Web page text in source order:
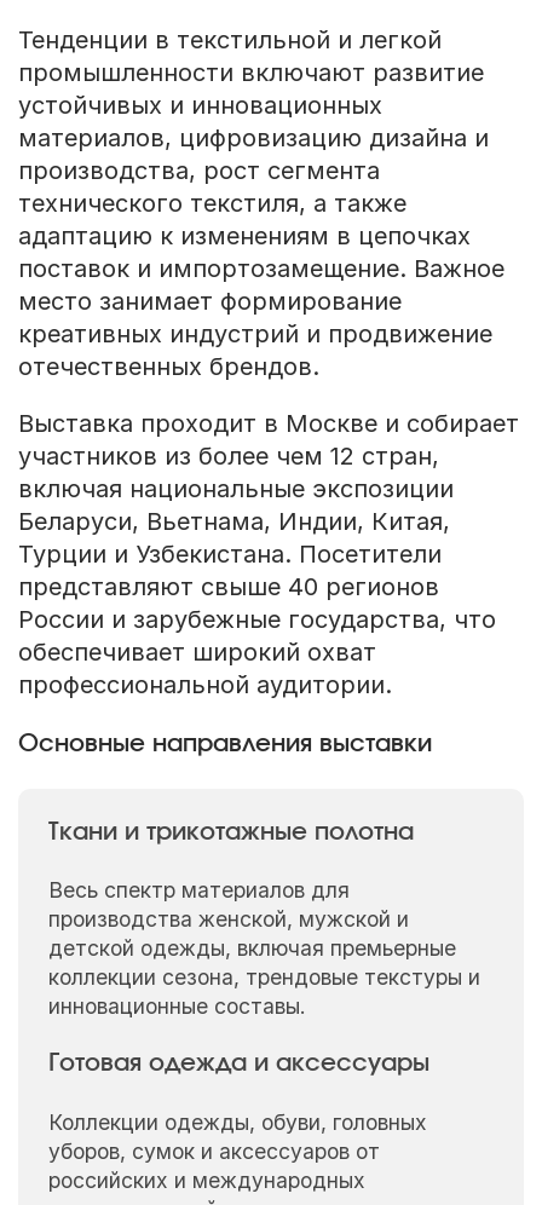
Тенденции в текстильной и легкой
промышленности включают развитие
устойчивых и инновационных
материалов, цифровизацию дизайна и
производства, рост сегмента
технического текстиля, а также
адаптацию к изменениям в цепочках
поставок и импортозамещение. Важное
место занимает формирование
креативных индустрий и продвижение
отечественных брендов.
Выставка проходит в Москве и собирает
участников из более чем 12 стран,
включая национальные экспозиции
Беларуси, Вьетнама, Индии, Китая,
Турции и Узбекистана. Посетители
представляют свыше 40 регионов
России и зарубежные государства, что
обеспечивает широкий охват
профессиональной аудитории.
Основные направления выставки
Ткани и трикотажные полотна
Весь спектр материалов для
производства женской, мужской и
детской одежды, включая премьерные
коллекции сезона, трендовые текстуры и
инновационные составы.
Готовая одежда и аксессуары
Коллекции одежды, обуви, головных
уборов, сумок и аксессуаров от
российских и международных